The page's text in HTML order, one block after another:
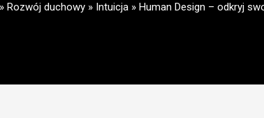
Rozwój duchowy» Intuicja» Human Design – odkryj